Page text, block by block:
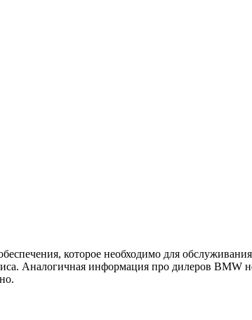
которое необходимо для
Аналогичная информация про дилеров BMW